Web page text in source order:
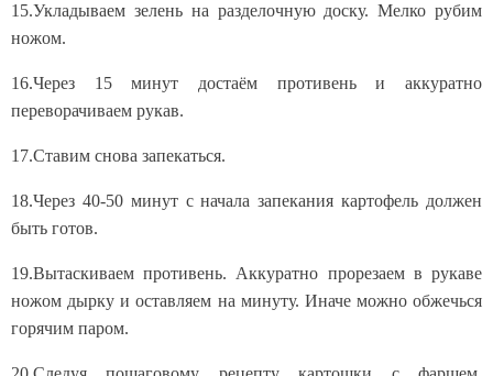
15.Укладываем зелень на разделочную доску. Мелко рубим
ножом.
16.Через 15 минут достаём противень и аккуратно
переворачиваем рукав.
17.Ставим снова запекаться.
18.Через 40-50 минут с начала запекания картофель должен
быть готов.
19.Вытаскиваем противень. Аккуратно прорезаем в рукаве
ножом дырку и оставляем на минуту. Иначе можно обжечься
горячим паром.